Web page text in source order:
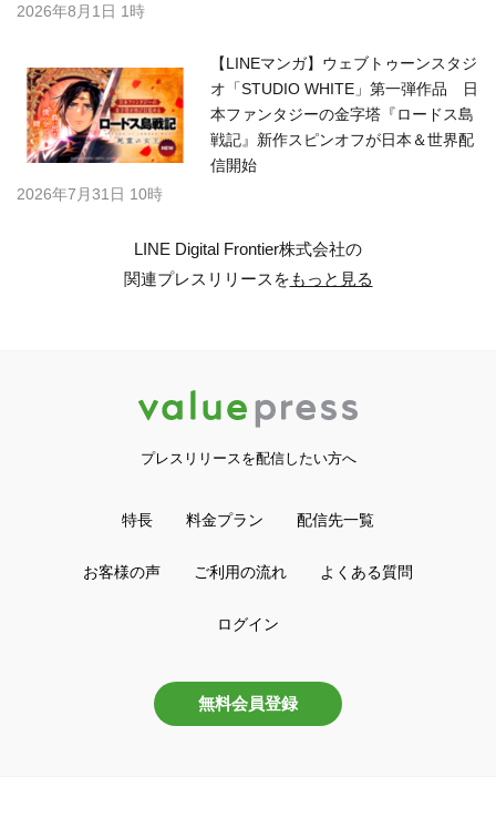
2026年8月1日 1時
【LINEマンガ】ウェブトゥーンスタジ
オ「STUDIO WHITE」第一弾作品 日
本ファンタジーの金字塔『ロードス島
戦記』新作スピンオフが日本＆世界配
信開始
2026年7月31日 10時
LINE Digital Frontier株式会社の
関連プレスリリースをもっと見る
プレスリリースを配信したい方へ
特長 料金プラン 配信先一覧
お客様の声 ご利用の流れ よくある質問
ログイン
無料会員登録